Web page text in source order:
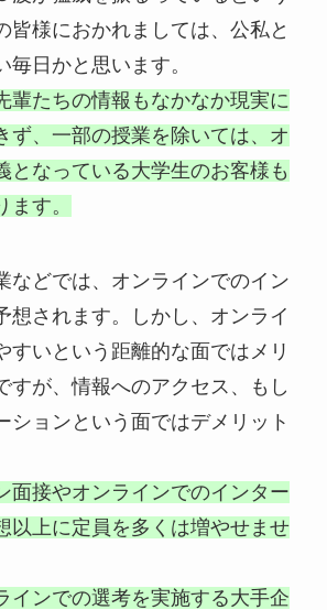
皆様におかれましては、公私と
毎日かと思います。
輩たちの情報もなかなか現実に
ず、一部の授業を除いては、オ
となっている大学生のお客様も
す。
などでは、オンラインでのイン
想されます。しかし、オンライ
すいという距離的な面ではメリ
すが、情報へのアクセス、もし
ションという面ではデメリット
面接やオンラインでのインター
以上に定員を多くは増やせませ
インでの選考を実施する大手企